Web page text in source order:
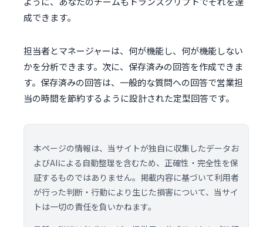
成できます。
担当者とマネージャーは、何が機能し、何が機能しない
かを分析できます。次に、保存済みの回答を作成できま
す。保存済みの回答は、一般的な質問への回答で営業担
当の時間を節約するように設計された定型回答です。
本ページの情報は、当サイトが独自に収集したデータお
よびAIによる自動整理を含むため、正確性・完全性を保
証するものではありません。掲載内容に基づいて利用者
が行った判断・行動により生じた損害について、当サイ
トは一切の責任を負いかねます。